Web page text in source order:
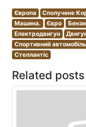
Європа Сполучене
Машина.
Євро
Електродвигун
Спортивний автомобіль
Стеллантіс
Related posts